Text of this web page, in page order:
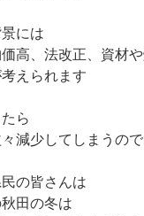
には
価高、法改正、資材
えられます
ら
減少してしまうの
の皆さんは
秋田の冬は